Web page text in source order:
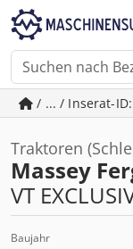
/ ... / Inserat-
Traktoren
Massey
VT
Baujahr